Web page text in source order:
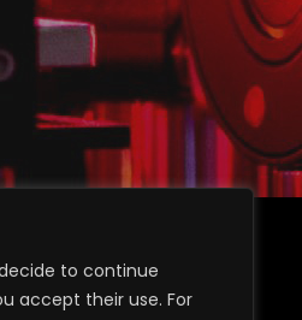
to continue
accept their use. For